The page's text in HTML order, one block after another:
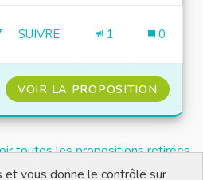
7 ABONNÉS
SUIVRE 1 0
VOIR LA PROPOSITION
toutes les propositions retirées
vous donne le contrôle sur